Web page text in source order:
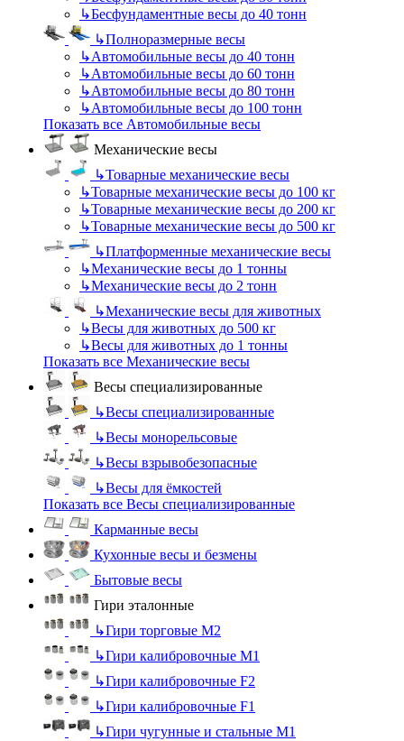
↳Бесфундаментные весы до 40 тонн
↳Полноразмерные весы
↳Автомобильные весы до 40 тонн
↳Автомобильные весы до 60 тонн
↳Автомобильные весы до 80 тонн
↳Автомобильные весы до 100 тонн
Показать все Автомобильные весы
Механические весы
↳Товарные механические весы
↳Товарные механические весы до 100 кг
↳Товарные механические весы до 200 кг
↳Товарные механические весы до 500 кг
↳Платформенные механические весы
↳Механические весы до 1 тонны
↳Механические весы до 2 тонн
↳Механические весы для животных
↳Весы для животных до 500 кг
↳Весы для животных до 1 тонны
Показать все Механические весы
Весы специализированные
↳Весы специализированные
↳Весы монорельсовые
↳Весы взрывобезопасные
↳Весы для ёмкостей
Показать все Весы специализированные
Карманные весы
Кухонные весы и безмены
Бытовые весы
Гири эталонные
↳Гири торговые М2
↳Гири калибровочные М1
↳Гири калибровочные F2
↳Гири калибровочные F1
↳Гири чугунные и стальные М1